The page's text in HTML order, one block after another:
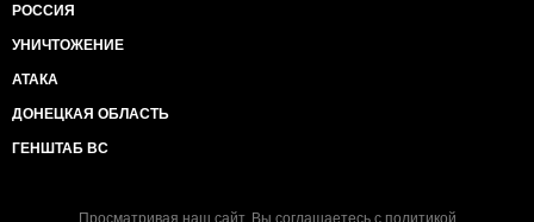
РОССИЯ
УНИЧТОЖЕНИЕ
АТАКА
ДОНЕЦКАЯ ОБЛАСТЬ
ГЕНШТАБ ВС
Просматривая наш сайт, Вы соглашаетесь с политикой